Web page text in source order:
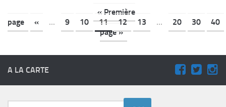
« Première
page
« ... 9 10 11 12 13 ... 20 30
40
page »
A LA CARTE